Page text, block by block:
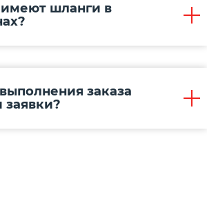
шланги в
заказа
заявки?